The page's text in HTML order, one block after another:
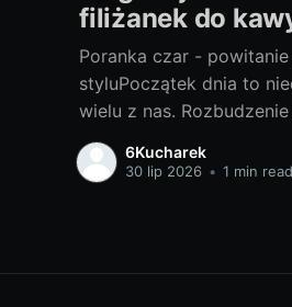
filiżanek do
Poranka czar -
styluPoczątek dnia to
wielu z nas.
myśli i subtelne
godzin pełnych wyzwań.
6Kucharek
30 lip 2026 • 1 min read